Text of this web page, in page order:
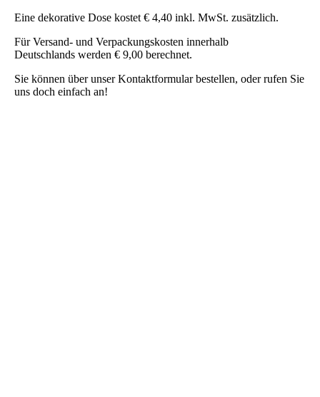
Eine dekorative Dose kostet € 4,40 inkl. MwSt. zusätzlich.
Für Versand- und Verpackungskosten innerhalb
Deutschlands werden € 9,00 berechnet.
Sie können über unser Kontaktformular bestellen, oder rufen Sie
uns doch einfach an!